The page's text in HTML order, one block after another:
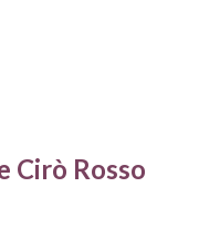
Cirò Rosso